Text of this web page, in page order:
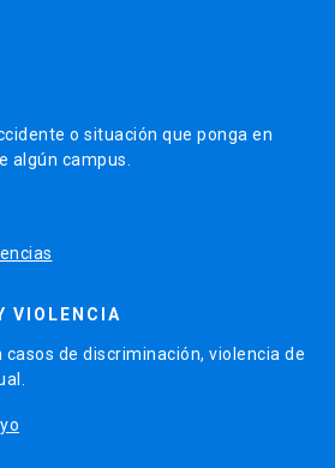
o situación que ponga en
algún campus.
VIOLENCIA
de discriminación, violencia de